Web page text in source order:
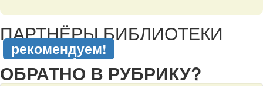
ПАРТНЁРЫ БИБЛИОТЕКИ
рекомендуем!
подняться наверх ↑
ОБРАТНО В РУБРИКУ?